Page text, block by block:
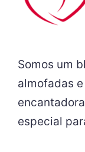
Somos um
almofadas
especial